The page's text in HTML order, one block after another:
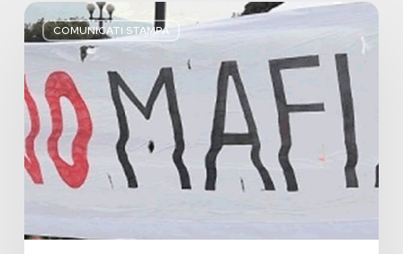
COMUNICATI STAMPA
Basta
bugie,
Regione
Lombardia
pratica
l’antimafia
solo
a
parole